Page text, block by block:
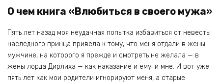
О чем книга «Влюбиться в своего мужа»
Пять лет назад моя неудачная попытка избавиться от невесты
наследного принца привела к тому, что меня отдали в жены
мужчине, на которого я прежде и смотреть не желала — в
жены лорда Дирлиха — как наказание и ему, и мне. И вот уже
пять лет как мои родители игнорируют меня, а старые